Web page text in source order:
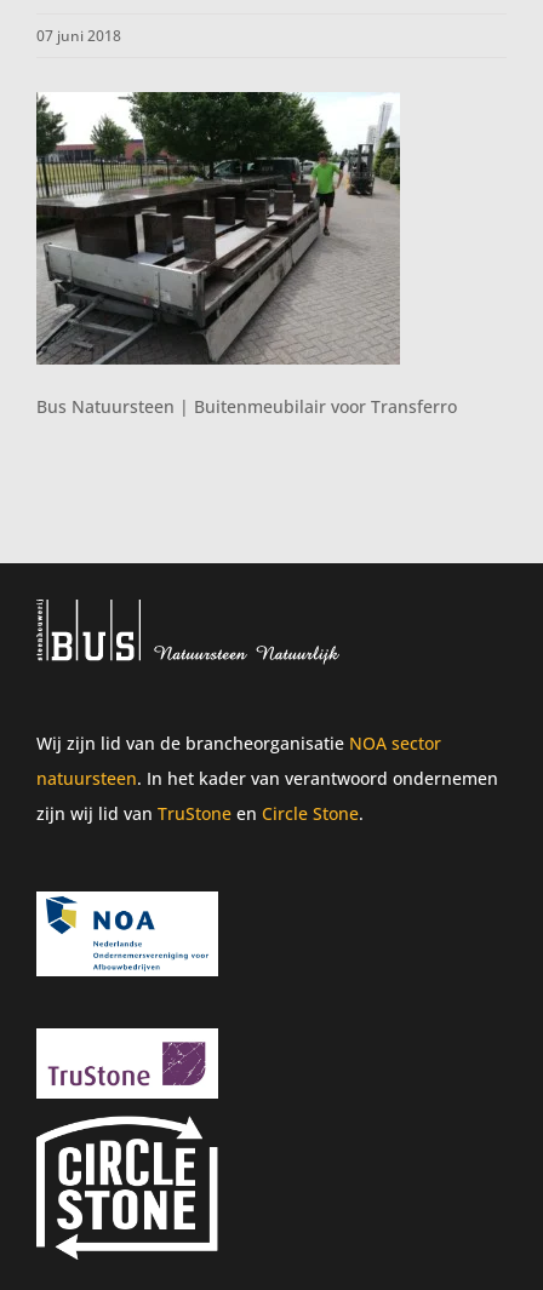
07 juni 2018
Bus Natuursteen | Buitenmeubilair voor Transferro
Wij zijn lid van de brancheorganisatie NOA sector
natuursteen. In het kader van verantwoord ondernemen
zijn wij lid van TruStone en Circle Stone.